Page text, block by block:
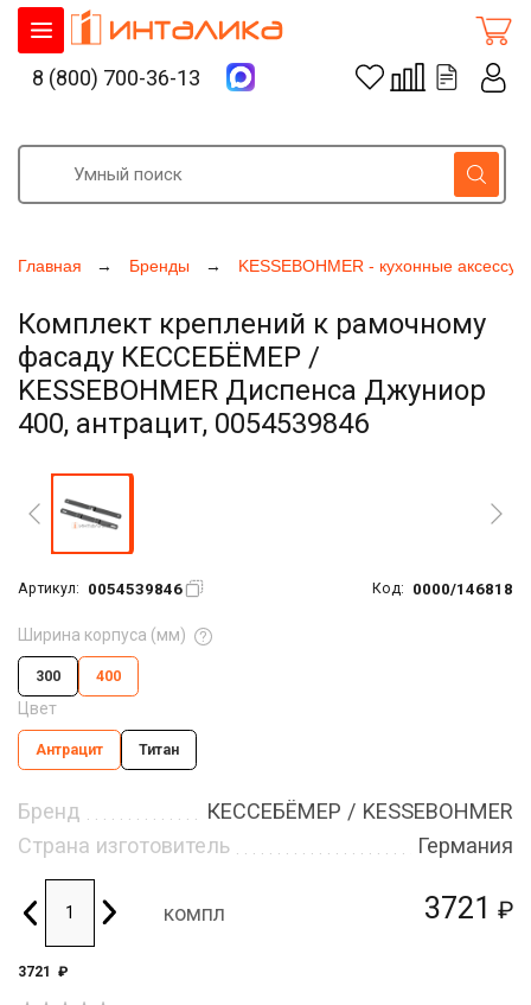
Главная Бренды KESSEBOHMER - кухонные
Комплект креплений к рамочному
фасаду КЕССЕБЁМЕР /
KESSEBOHMER Диспенса Джуниор
400, антрацит, 0054539846
Артикул: 0054539846 Код: 0000/146818
3721 ₽
Ширина корпуса (мм)
300 400
Цвет
Антрацит Титан
Бренд
КЕССЕБЁМЕР / KESSEBOHMER
Страна изготовитель
Германия
компл
3721 ₽
8 (800) 700-36-13